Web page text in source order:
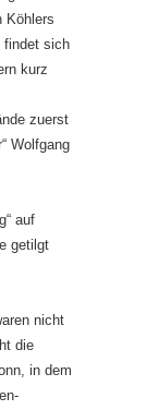
Köhlers
findet sich
kurz
zuerst
Wolfgang
auf
getilgt
nicht
die
in dem